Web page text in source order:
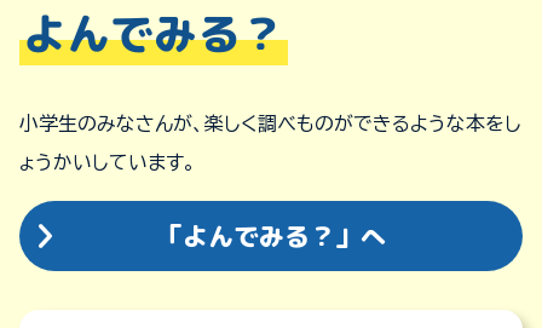
よんでみる？
小学生のみなさんが、楽しく調べものができるような本をし
ょうかいしています。
「よんでみる？」へ